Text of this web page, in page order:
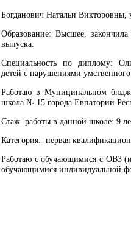
Богданович Натальи Викторовны,
Образование: Высшее,
выпуска.
Специальность по диплому:
детей с нарушениями
Работаю в Муниципальном
школа № 15 города Евпатории
Стаж работы в данной школе: 9
Категория: первая
Работаю с обучающимися с ОВЗ
обучающимися индивидуальной